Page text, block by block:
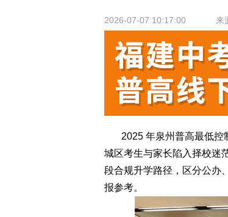
2026-07-07 10:17:00 来
2025 年泉州普高最低控
城区考生与家长陷入择校迷
段合规升学路径，区分公办
报参考。